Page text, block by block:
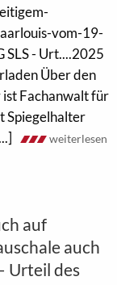
vom-19-
SLS - Urt....2025
Über den
Fachanwalt für
Spiegelhalter
weiterlesen
auf
auch
Urteil des